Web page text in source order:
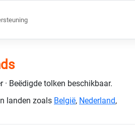
Beëdigde tolken beschikbaar.
landen zoals België, Nederland,